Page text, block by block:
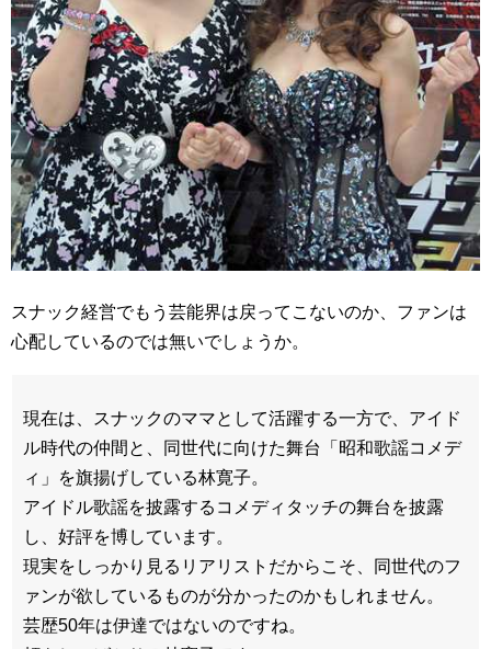
スナック経営でもう芸能界は戻ってこないのか、ファンは
心配しているのでは無いでしょうか。
現在は、スナックのママとして活躍する一方で、アイド
ル時代の仲間と、同世代に向けた舞台「昭和歌謡コメデ
ィ」を旗揚げしている林寛子。
アイドル歌謡を披露するコメディタッチの舞台を披露
し、好評を博しています。
現実をしっかり見るリアリストだからこそ、同世代のフ
ァンが欲しているものが分かったのかもしれません。
芸歴50年は伊達ではないのですね。